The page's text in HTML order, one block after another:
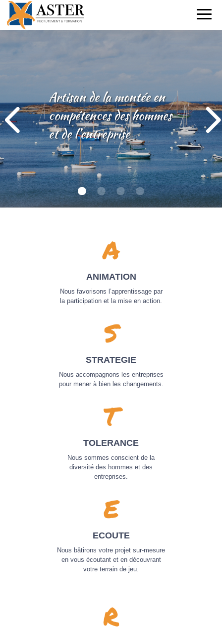
Artisan de la montée en
compétences des hommes
et de l’entreprise
A
ANIMATION
Nous favorisons l’apprentissage par
la participation et la mise en action.
S
STRATEGIE
Nous accompagnons les entreprises
pour mener à bien les changements.
T
TOLERANCE
Nous sommes conscient de la
diversité des hommes et des
entreprises.
E
ECOUTE
Nous bâtirons votre projet sur-mesure
en vous écoutant et en découvrant
votre terrain de jeu.
R